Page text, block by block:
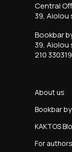
Central
39, Aiolou
Bookbar
39, Aiolou
210
About us
Bookbar by
KAKTOS
For authors